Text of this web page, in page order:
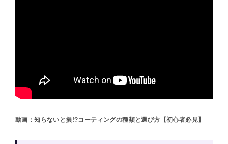
動画：知らないと損!?コーティングの種類と選び方【初心者必見】